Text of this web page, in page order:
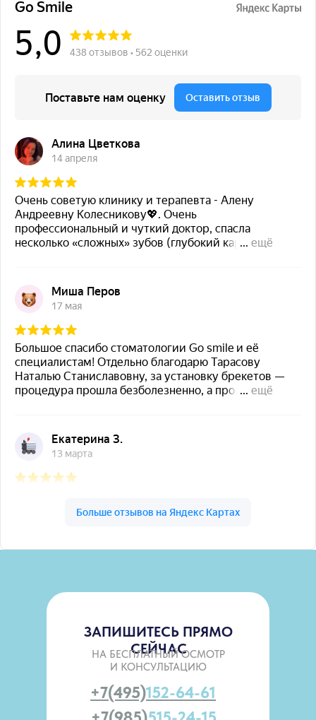
ЗАПИШИТЕСЬ ПРЯМО
СЕЙЧАС
НА БЕСПЛАТНЫЙ ОСМОТР
И КОНСУЛЬТАЦИЮ
+7(495)152-64-61